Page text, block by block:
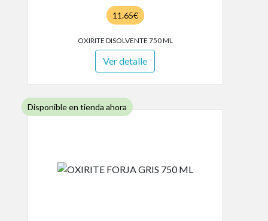
11.65€
OXIRITE DISOLVENTE 750 ML
Ver detalle
Disponible en tienda ahora